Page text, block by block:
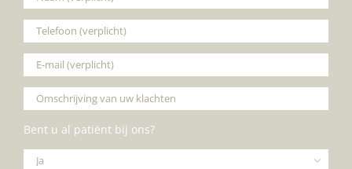
Bent u al patiënt bij ons?
